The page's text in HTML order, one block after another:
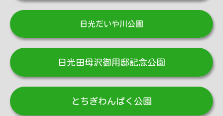
日光だいや川公園
日光田母沢御用邸記念公園
とちぎわんぱく公園